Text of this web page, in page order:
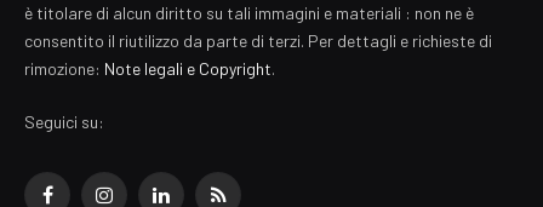
è titolare di alcun diritto su tali immagini e materiali : non ne è
consentito il riutilizzo da parte di terzi. Per dettagli e richieste di
rimozione: Note legali e Copyright.
Seguici su: